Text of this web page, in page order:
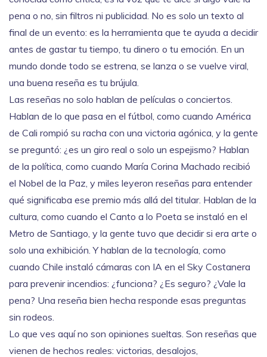
pena o no, sin filtros ni publicidad. No es solo un texto al
final de un evento: es la herramienta que te ayuda a decidir
antes de gastar tu tiempo, tu dinero o tu emoción. En un
mundo donde todo se estrena, se lanza o se vuelve viral,
una buena reseña es tu brújula.
Las reseñas no solo hablan de películas o conciertos.
Hablan de lo que pasa en el fútbol, como cuando América
de Cali rompió su racha con una victoria agónica, y la gente
se preguntó: ¿es un giro real o solo un espejismo? Hablan
de la política, como cuando María Corina Machado recibió
el Nobel de la Paz, y miles leyeron reseñas para entender
qué significaba ese premio más allá del titular. Hablan de la
cultura, como cuando el Canto a lo Poeta se instaló en el
Metro de Santiago, y la gente tuvo que decidir si era arte o
solo una exhibición. Y hablan de la tecnología, como
cuando Chile instaló cámaras con IA en el Sky Costanera
para prevenir incendios: ¿funciona? ¿Es seguro? ¿Vale la
pena? Una reseña bien hecha responde esas preguntas
sin rodeos.
Lo que ves aquí no son opiniones sueltas. Son reseñas que
vienen de hechos reales: victorias, desalojos,